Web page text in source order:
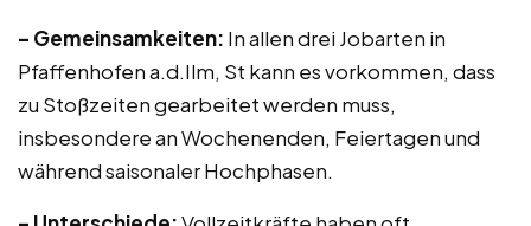
– Gemeinsamkeiten: In allen drei Jobarten in
Pfaffenhofen a.d.Ilm, St kann es vorkommen, dass
zu Stoßzeiten gearbeitet werden muss,
insbesondere an Wochenenden, Feiertagen und
während saisonaler Hochphasen.